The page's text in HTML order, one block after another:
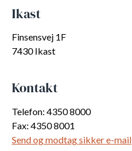
Ikast
Finsensvej 1F
7430 Ikast
Kontakt
Telefon: 4350 8000
Fax: 4350 8001
Send og modtag sikker e-mail